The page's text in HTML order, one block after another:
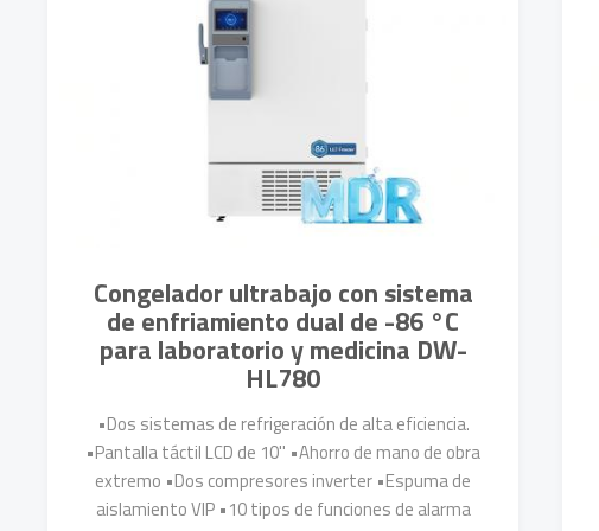
Congelador ultrabajo con sistema
de enfriamiento dual de -86 °C
para laboratorio y medicina DW-
HL780
•Dos sistemas de refrigeración de alta eficiencia.
•Pantalla táctil LCD de 10'' •Ahorro de mano de obra
extremo •Dos compresores inverter •Espuma de
aislamiento VIP •10 tipos de funciones de alarma